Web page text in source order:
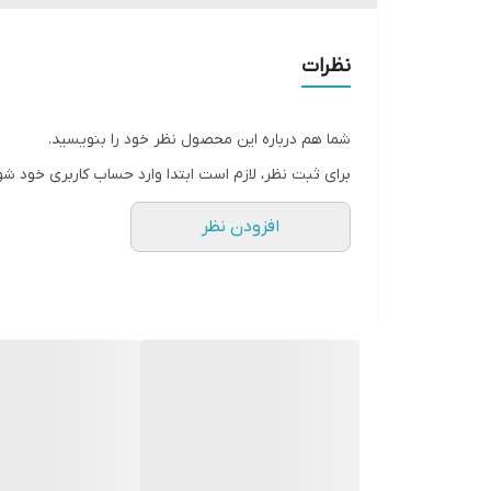
نظرات
شما هم درباره این محصول نظر خود را بنویسید.
برای ثبت نظر، لازم است ابتدا وارد حساب کاربری خود
افزودن نظر